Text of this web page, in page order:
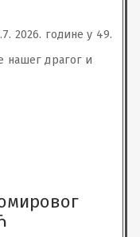
2026. године у 49.
нашег драгог и